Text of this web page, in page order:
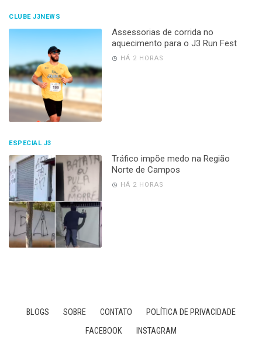
CLUBE J3NEWS
Assessorias de corrida no
aquecimento para o J3 Run Fest
HÁ 2 HORAS
ESPECIAL J3
Tráfico impõe medo na Região
Norte de Campos
HÁ 2 HORAS
BLOGS SOBRE CONTATO
POLÍTICA DE PRIVACIDADE
FACEBOOK
INSTAGRAM